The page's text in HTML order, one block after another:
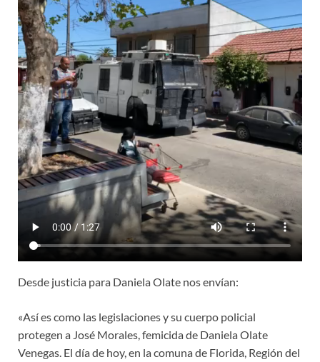
Desde justicia para Daniela Olate nos envían:
«Así es como las legislaciones y su cuerpo policial
protegen a José Morales, femicida de Daniela Olate
Venegas. El día de hoy, en la comuna de Florida, Región del